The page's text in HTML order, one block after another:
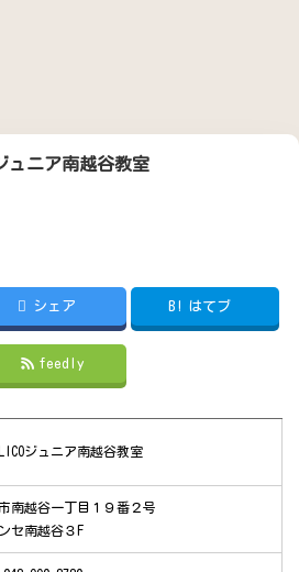
ュニア南越谷教室
シェア B! はてブ
feedly
ジュニア南越谷教室
南越谷一丁目１９番２号
セ南越谷３F